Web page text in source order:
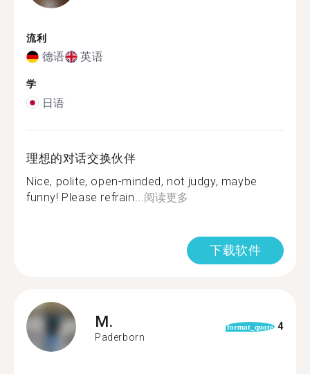
流利
德语 英语
学
日语
理想的对话交换伙伴
Nice, polite, open-minded, not judgy, maybe
funny! Please refrain... 阅读更多
下载软件
M.
Paderborn
format_quote 4